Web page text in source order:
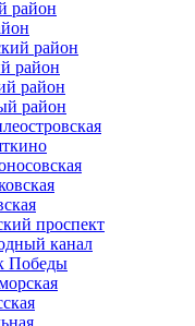
район
район
район
район
район
проспект
канал
Победы